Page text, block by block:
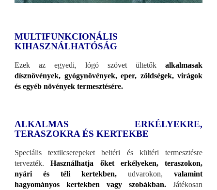
MULTIFUNKCIONÁLIS
KIHASZNÁLHATÓSÁG
Ezek az egyedi, lógó szövet ültetők alkalmasak
dísznövények, gyógynövények, eper, zöldségek, virágok
és egyéb növények termesztésére.
ALKALMAS ERKÉLYEKRE,
TERASZOKRA ÉS KERTEKBE
Speciális textilcserepeket beltéri és kültéri termesztésre
tervezték.Használhatja őket erkélyeken, teraszokon,
nyári és téli kertekben, udvarokon, valamint
hagyományos kertekben vagy szobákban. Játékosan